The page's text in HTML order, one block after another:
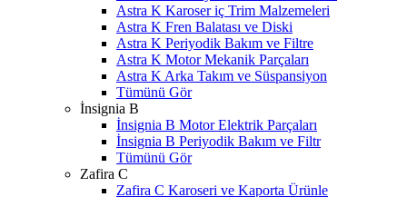
Astra K Karoser iç Trim Malzemeleri
Astra K Fren Balatası ve Diski
Astra K Periyodik Bakım ve Filtre
Astra K Motor Mekanik Parçaları
Astra K Arka Takım ve Süspansiyon
Tümünü Gör
İnsignia B
İnsignia B Motor Elektrik Parçaları
İnsignia B Periyodik Bakım ve Filtr
Tümünü Gör
Zafira C
Zafira C Karoseri ve Kaporta Ürünle